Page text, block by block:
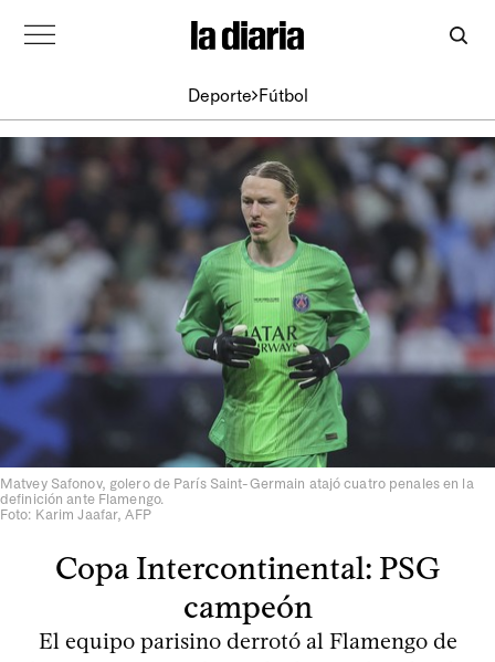
Deporte Fútbol
Matvey Safonov, golero de París Saint-Germain atajó cuatro penales en la
definición ante Flamengo.
Foto: Karim Jaafar, AFP
Copa Intercontinental: PSG
campeón
El equipo parisino derrotó al Flamengo de